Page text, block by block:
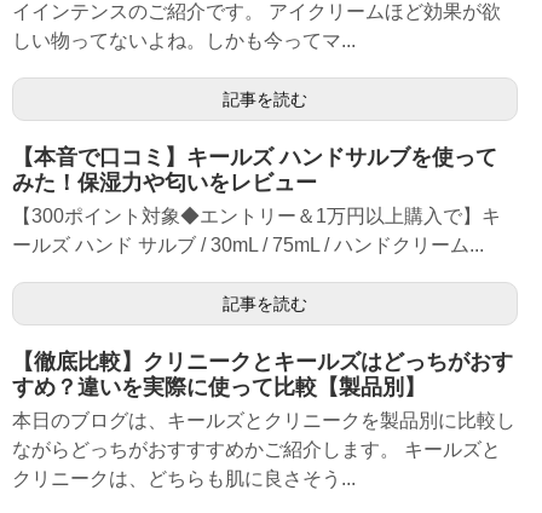
イインテンスのご紹介です。 アイクリームほど効果が欲
しい物ってないよね。しかも今ってマ...
記事を読む
【本音で口コミ】キールズ ハンドサルブを使って
みた！保湿力や匂いをレビュー
【300ポイント対象◆エントリー＆1万円以上購入で】キ
ールズ ハンド サルブ / 30mL / 75mL / ハンドクリーム...
記事を読む
【徹底比較】クリニークとキールズはどっちがおす
すめ？違いを実際に使って比較【製品別】
本日のブログは、キールズとクリニークを製品別に比較し
ながらどっちがおすすすめかご紹介します。 キールズと
クリニークは、どちらも肌に良さそう...